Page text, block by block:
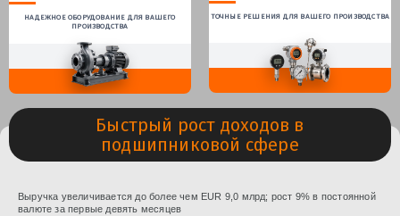
НАДЕЖНОЕ ОБОРУДОВАНИЕ ДЛЯ ВАШЕГО
ПРОИЗВОДСТВА
ТОЧНЫЕ РЕШЕНИЯ ДЛЯ ВАШЕГО ПРОИЗВОДСТВА
Быстрый рост доходов в
подшипниковой сфере
Выручка увеличивается до более чем EUR 9,0 млрд; рост 9% в постоянной
валюте за первые девять месяцев